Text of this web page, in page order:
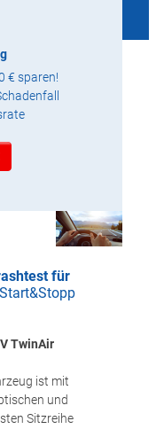
€ sparen!
für
TwinAir
ist mit
und
Sitzreihe